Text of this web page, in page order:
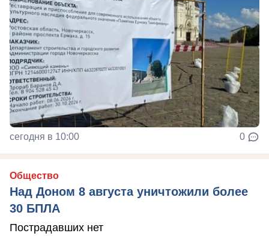
сегодня в 10:00 0
Общество
Над Доном 8 августа уничтожили более
30 БПЛА
Пострадавших нет